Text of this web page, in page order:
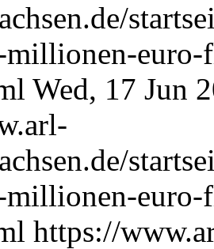
euro-
Wed, 17 Jun
euro-
https://